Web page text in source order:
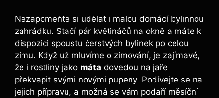
Nezapomeňte si udělat i malou domácí bylinnou
zahrádku. Stačí pár květináčů na okně a máte k
dispozici spoustu čerstvých bylinek po celou
zimu. Když už mluvíme o zimování, je zajímavé,
že i rostliny jako máta dovedou na jaře
překvapit svými novými pupeny. Podívejte se na
jejich přípravu, a možná se vám podaří měsíční